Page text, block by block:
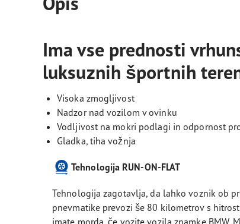
Ima vse prednosti
luksuznih športnih
Visoka zmogljivost
Nadzor nad vozilom v ovinku
Vodljivost na mokri podlagi in odpornost
Gladka, tiha vožnja
Tehnologija RUN-ON-FLAT
Tehnologija zagotavlja, da lahko voznik ob
pnevmatike prevozi še 80 kilometrov s
imate morda, če vozite vozila znamke BMW,